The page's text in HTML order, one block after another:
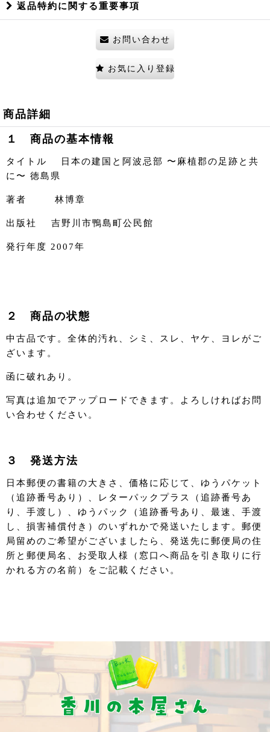
返品特約に関する重要事項
お問い合わせ
お気に入り登録
商品詳細
１ 商品の基本情報
タイトル 日本の建国と阿波忌部 〜麻植郡の足跡と共
に〜 徳島県
著者 林博章
出版社 吉野川市鴨島町公民館
発行年度 2007年
２ 商品の状態
中古品です。全体的汚れ、シミ、スレ、ヤケ、ヨレがご
ざいます。
函に破れあり。
写真は追加でアップロードできます。よろしければお問
い合わせください。
３ 発送方法
日本郵便の書籍の大きさ、価格に応じて、ゆうパケット
（追跡番号あり）、レターパックプラス（追跡番号あ
り、手渡し）、ゆうパック（追跡番号あり、最速、手渡
し、損害補償付き）のいずれかで発送いたします。郵便
局留めのご希望がございましたら、発送先に郵便局の住
所と郵便局名、お受取人様（窓口へ商品を引き取りに行
かれる方の名前）をご記載ください。